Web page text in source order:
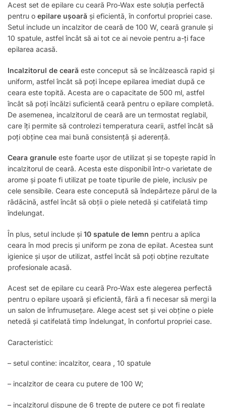
Acest set de epilare cu ceară Pro-Wax este soluția perfectă
pentru o epilare ușoară și eficientă, în confortul propriei case.
Setul include un incalzitor de ceară de 100 W, ceară granule și
10 spatule, astfel încât să ai tot ce ai nevoie pentru a-ți face
epilarea acasă.
Incalzitorul de ceară este conceput să se încălzească rapid și
uniform, astfel încât să poți începe epilarea imediat după ce
ceara este topită. Acesta are o capacitate de 500 ml, astfel
încât să poți încălzi suficientă ceară pentru o epilare completă.
De asemenea, incalzitorul de ceară are un termostat reglabil,
care îți permite să controlezi temperatura cearii, astfel încât să
poți obține cea mai bună consistență și aderență.
Ceara granule este foarte ușor de utilizat și se topește rapid în
incalzitorul de ceară. Acesta este disponibil într-o varietate de
arome și poate fi utilizat pe toate tipurile de piele, inclusiv pe
cele sensibile. Ceara este concepută să îndepărteze părul de la
rădăcină, astfel încât să obții o piele netedă și catifelată timp
îndelungat.
În plus, setul include și 10 spatule de lemn pentru a aplica
ceara în mod precis și uniform pe zona de epilat. Acestea sunt
igienice și ușor de utilizat, astfel încât să poți obține rezultate
profesionale acasă.
Acest set de epilare cu ceară Pro-Wax este alegerea perfectă
pentru o epilare ușoară și eficientă, fără a fi necesar să mergi la
un salon de înfrumusețare. Alege acest set și vei obține o piele
netedă și catifelată timp îndelungat, în confortul propriei case.
Caracteristici:
– setul contine: incalzitor, ceara , 10 spatule
– incalzitor de ceara cu putere de 100 W;
– incalzitorul dispune de 6 trepte de putere ce pot fi reglate